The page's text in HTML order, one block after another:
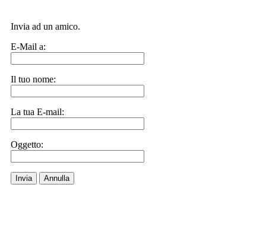
Invia ad un amico.
E-Mail a:
Il tuo nome:
La tua E-mail:
Oggetto:
Invia Annulla